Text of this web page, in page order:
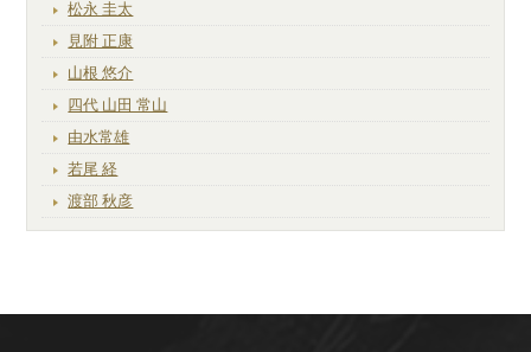
松永 圭太
見附 正康
山根 悠介
四代 山田 常山
由水常雄
若尾 経
渡部 秋彦